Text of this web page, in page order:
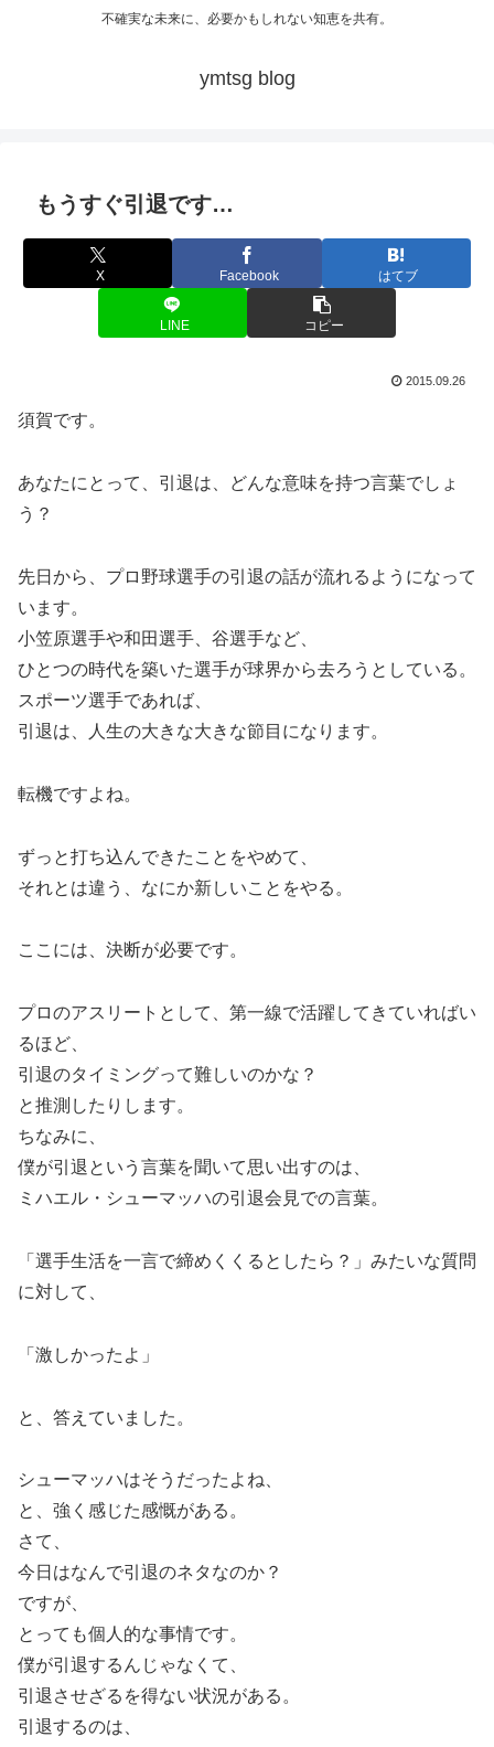
不確実な未来に、必要かもしれない知恵を共有。
ymtsg blog
もうすぐ引退です…
X Facebook はてブ
LINE コピー
2015.09.26
須賀です。
あなたにとって、引退は、どんな意味を持つ言葉でしょ
う？
先日から、プロ野球選手の引退の話が流れるようになって
います。
小笠原選手や和田選手、谷選手など、
ひとつの時代を築いた選手が球界から去ろうとしている。
スポーツ選手であれば、
引退は、人生の大きな大きな節目になります。
転機ですよね。
ずっと打ち込んできたことをやめて、
それとは違う、なにか新しいことをやる。
ここには、決断が必要です。
プロのアスリートとして、第一線で活躍してきていればい
るほど、
引退のタイミングって難しいのかな？
と推測したりします。
ちなみに、
僕が引退という言葉を聞いて思い出すのは、
ミハエル・シューマッハの引退会見での言葉。
「選手生活を一言で締めくくるとしたら？」みたいな質問
に対して、
「激しかったよ」
と、答えていました。
シューマッハはそうだったよね、
と、強く感じた感慨がある。
さて、
今日はなんで引退のネタなのか？
ですが、
とっても個人的な事情です。
僕が引退するんじゃなくて、
引退させざるを得ない状況がある。
引退するのは、